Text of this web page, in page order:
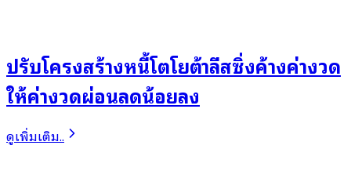
ปรับโครงสร้างหนี้โตโยต้าลีสซิ่งค้างค่างวด
ให้ค่างวดผ่อนลดน้อยลง
ดูเพิ่มเติม..